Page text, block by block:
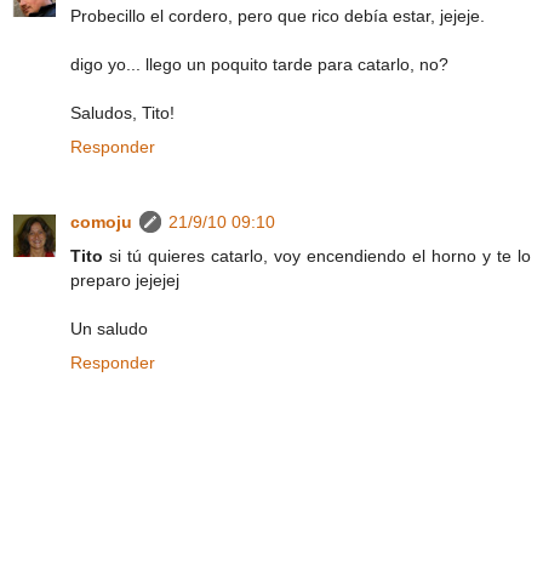
Probecillo el cordero, pero que rico debía estar, jejeje.
digo yo... llego un poquito tarde para catarlo, no?
Saludos, Tito!
Responder
comoju
21/9/10 09:10
Tito si tú quieres catarlo, voy encendiendo el horno y te lo
preparo jejejej
Un saludo
Responder